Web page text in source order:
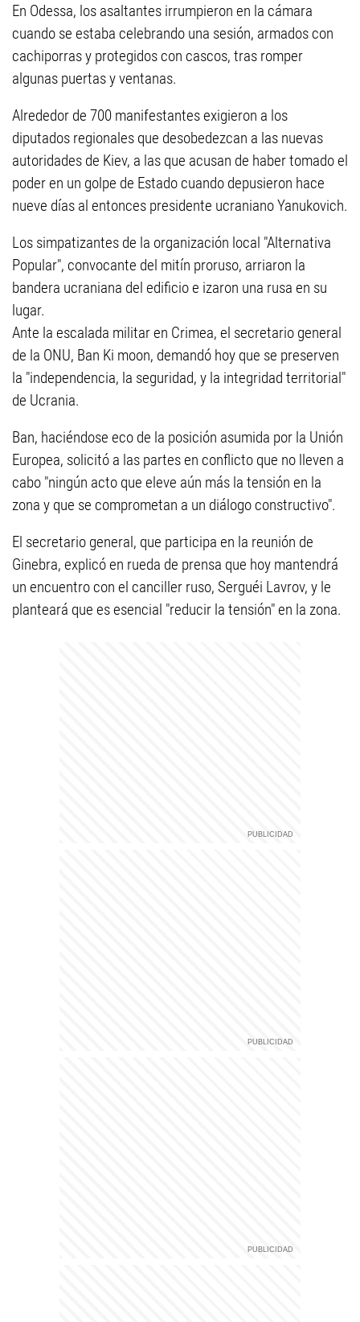
En Odessa, los asaltantes irrumpieron en la cámara
cuando se estaba celebrando una sesión, armados con
cachiporras y protegidos con cascos, tras romper
algunas puertas y ventanas.
Alrededor de 700 manifestantes exigieron a los
diputados regionales que desobedezcan a las nuevas
autoridades de Kiev, a las que acusan de haber tomado el
poder en un golpe de Estado cuando depusieron hace
nueve días al entonces presidente ucraniano Yanukovich.
Los simpatizantes de la organización local "Alternativa
Popular", convocante del mitín proruso, arriaron la
bandera ucraniana del edificio e izaron una rusa en su
lugar.
Ante la escalada militar en Crimea, el secretario general
de la ONU, Ban Ki moon, demandó hoy que se preserven
la "independencia, la seguridad, y la integridad territorial"
de Ucrania.
Ban, haciéndose eco de la posición asumida por la Unión
Europea, solicitó a las partes en conflicto que no lleven a
cabo "ningún acto que eleve aún más la tensión en la
zona y que se comprometan a un diálogo constructivo".
El secretario general, que participa en la reunión de
Ginebra, explicó en rueda de prensa que hoy mantendrá
un encuentro con el canciller ruso, Serguéi Lavrov, y le
planteará que es esencial "reducir la tensión" en la zona.